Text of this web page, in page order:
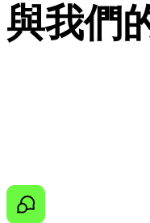
與我們